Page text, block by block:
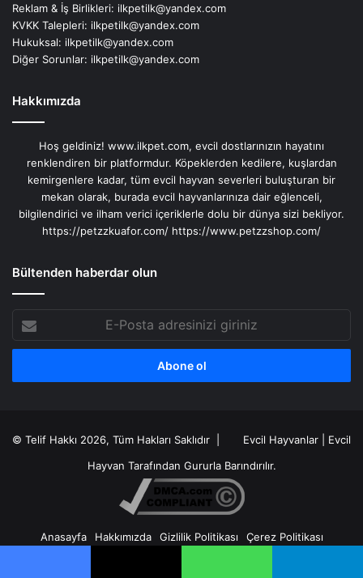
Reklam & İş Birlikleri: ilkpetilk@yandex.com
KVKK Talepleri: ilkpetilk@yandex.com
Hukuksal: ilkpetilk@yandex.com
Diğer Sorunlar: ilkpetilk@yandex.com
Hakkımızda
Hoş geldiniz! www.ilkpet.com, evcil dostlarınızın hayatını
renklendiren bir platformdur. Köpeklerden kedilere, kuşlardan
kemirgenlere kadar, tüm evcil hayvan severleri buluşturan bir
mekan olarak, burada evcil hayvanlarınıza dair eğlenceli,
bilgilendirici ve ilham verici içeriklerle dolu bir dünya sizi bekliyor.
https://petzzkuafor.com/ https://www.petzzshop.com/
Bültenden haberdar olun
Posta
adresinizi
© Telif Hakkı 2026, Tüm Hakları Saklıdır | Evcil Hayvanlar
Evcil
Hayvan Tarafından Gururla Barındırılır.
Anasayfa Hakkımızda Gizlilik Politikası
Çerez Politikası